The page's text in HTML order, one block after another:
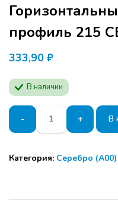
профиль 215
333,90 ₽
В наличии
-
Количество
товара
Горизонтальный
профиль
RAUM
+ В
Категория: Серебро (А00)